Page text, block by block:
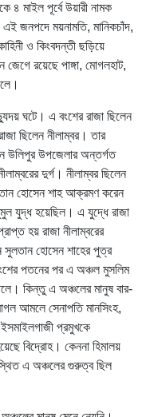
৪ মাইল পূর্বে উয়ারী নামক
এই জনপদে ময়নামতি, মানিকচাঁদ,
ও কিংবদন্তী ছড়িয়ে
রয়েছে পাঙ্গা, মোগলহাট,
ঘটে। এ বংশের রাজা ছিলেন
ছিলেন নীলাম্বর। তার
উলিপুর উপজেলার অন্তর্গত
দুর্গ। নীলাম্বর ছিলেন
হোসেন শাহ আক্রমণ করেন
যুদ্ধ হয়েছিল। এ যুদ্ধে রাজা
হয় রাজা নীলাম্বরের
সুলতান হোসেন শাহের পুত্র
পতনের পর এ অঞ্চল মুসলিম
কিন্তু এ অঞ্চলের মানুষ বার-
আমলে সেনাপতি মানসিংহ,
প্রমুখকে
বিদ্রোহ। কেননা হিমালয়
এ অঞ্চলের গুরুত্ব ছিল